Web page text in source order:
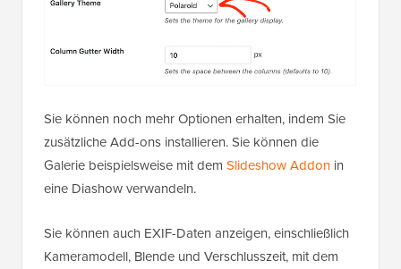
Sie können noch mehr Optionen erhalten, indem Sie
zusätzliche Add-ons installieren. Sie können die
Galerie beispielsweise mit dem Slideshow Addon in
eine Diashow verwandeln.
Sie können auch EXIF-Daten anzeigen, einschließlich
Kameramodell, Blende und Verschlusszeit, mit dem